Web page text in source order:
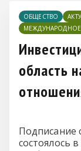
ОБЩЕСТВО
область
Подписание
состоялось